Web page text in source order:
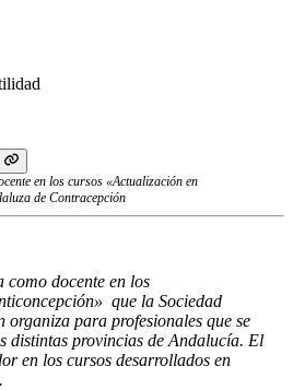
en los cursos «Actualización en
de Contracepción
docente en los
que la Sociedad
para profesionales que se
distintas provincias de Andalucía. El
en los cursos desarrollados en